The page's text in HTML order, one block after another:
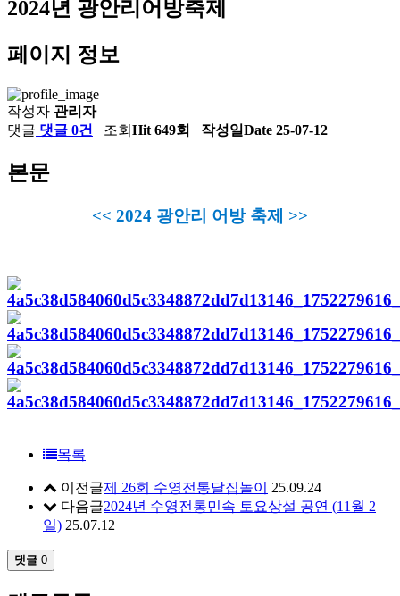
2024년 광안리어방축제
페이지 정보
작성자 관리자
댓글 댓글 0건 조회 Hit 649회 작성일Date 25-07-12
본문
<< 2024 광안리 어방 축제 >>
목록
이전글제 26회 수영전통달집놀이
25.09.24
다음글2024년 수영전통민속 토요상설 공연 (11월 2
일) 25.07.12
댓글 0